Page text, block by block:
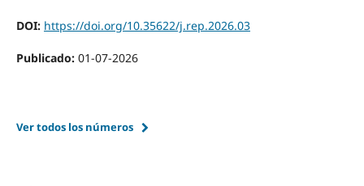
DOI: https://doi.org/10.35622/j.rep.2026.03
Publicado: 01-07-2026
Ver todos los números